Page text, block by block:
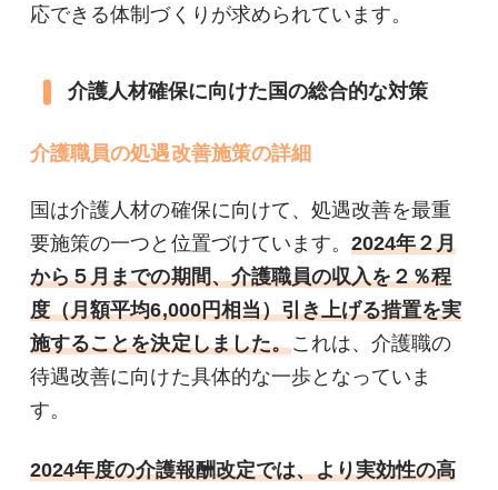
応できる体制づくりが求められています。
介護人材確保に向けた国の総合的な対策
介護職員の処遇改善施策の詳細
国は介護人材の確保に向けて、処遇改善を最重
要施策の一つと位置づけています。 2024年２月
から５月までの期間、介護職員の収入を２％程
度（月額平均6,000円相当）引き上げる措置を実
施することを決定しました。これは、介護職の
待遇改善に向けた具体的な一歩となっていま
す。
2024年度の介護報酬改定では、より実効性の高